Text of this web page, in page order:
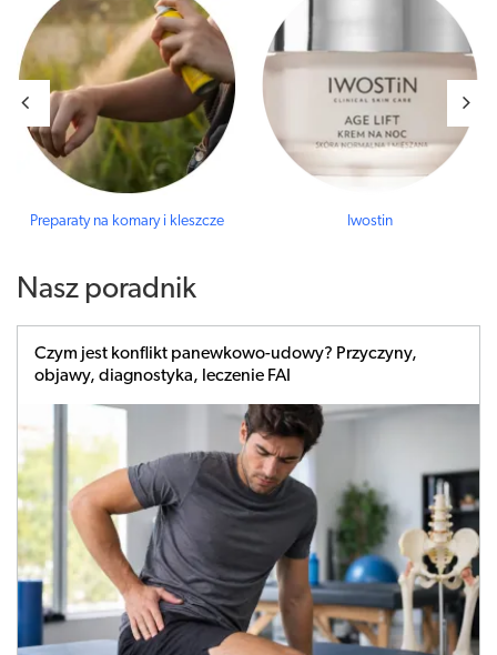
Preparaty na komary i kleszcze Iwostin
Nasz poradnik
Czym jest konflikt panewkowo-udowy? Przyczyny,
objawy, diagnostyka, leczenie FAI